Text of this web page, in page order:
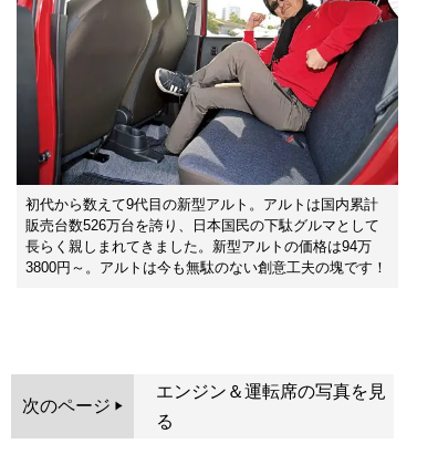
初代から数えて9代目の新型アルト。アルトは国内累計
販売台数526万台を誇り、日本国民の下駄グルマとして
長らく親しまれてきました。新型アルトの価格は94万
3800円～。アルトは今も無駄のない創意工夫の塊です！
次のページ
エンジン＆運転席の写真を見
る